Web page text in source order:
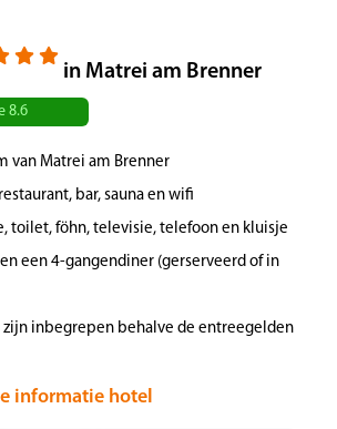
goed te doen. Onderweg
weiden, heldere
kleine rustplekken. Tijdens de
al eeuwen als krachtplaats
Wandeling Navis
op het programma. Deze
in Matrei am Brenner
8.6
van Matrei am Brenner
bar, sauna en wifi
toilet, föhn, televisie, telefoon en kluisje
een 4-gangendiner (gerserveerd of in
zijn inbegrepen behalve de entreegelden
informatie hotel